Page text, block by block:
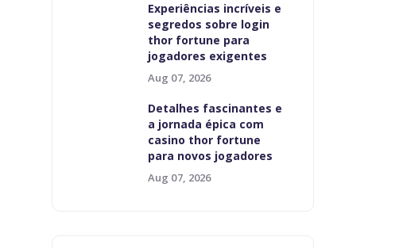
Experiências incríveis e
segredos sobre login
thor fortune para
jogadores exigentes
Aug 07, 2026
Detalhes fascinantes e
a jornada épica com
casino thor fortune
para novos jogadores
Aug 07, 2026